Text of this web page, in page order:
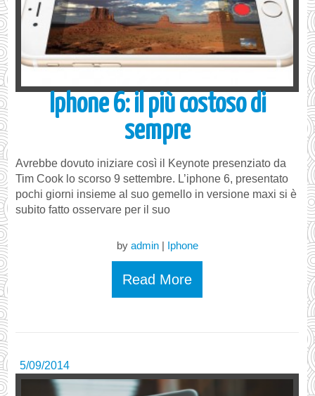
Iphone 6: il più costoso di
sempre
Avrebbe dovuto iniziare così il Keynote presenziato da
Tim Cook lo scorso 9 settembre. L’iphone 6, presentato
pochi giorni insieme al suo gemello in versione maxi si è
subito fatto osservare per il suo
by admin| Iphone
Read More
5/09/2014